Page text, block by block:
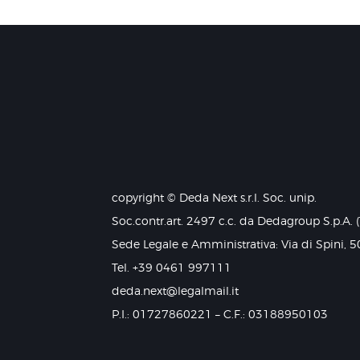
copyright © Deda Next s.r.l. Soc. unip.
Soc.contr.art. 2497 c.c. da Dedagroup S.p.A.
Sede Legale e Amministrativa: Via di Spini,
Tel. +39 0461 997111
deda.next@legalmail.it
P.I.: 01727860221 – C.F.: 03188950103